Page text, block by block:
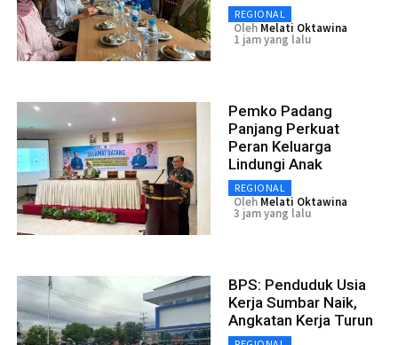
REGIONAL
Oleh Melati Oktawina
1 jam yang lalu
Pemko Padang
Panjang Perkuat
Peran Keluarga
Lindungi Anak
REGIONAL
Oleh Melati Oktawina
3 jam yang lalu
BPS: Penduduk Usia
Kerja Sumbar Naik,
Angkatan Kerja Turun